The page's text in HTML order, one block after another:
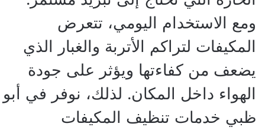
ومع الاستخدام اليومي، تتعرض
المكيفات لتراكم الأتربة والغبار الذي
يضعف من كفاءتها ويؤثر على جودة
الهواء داخل المكان. لذلك، نوفر في أبو
ظبي خدمات تنظيف المكيفات